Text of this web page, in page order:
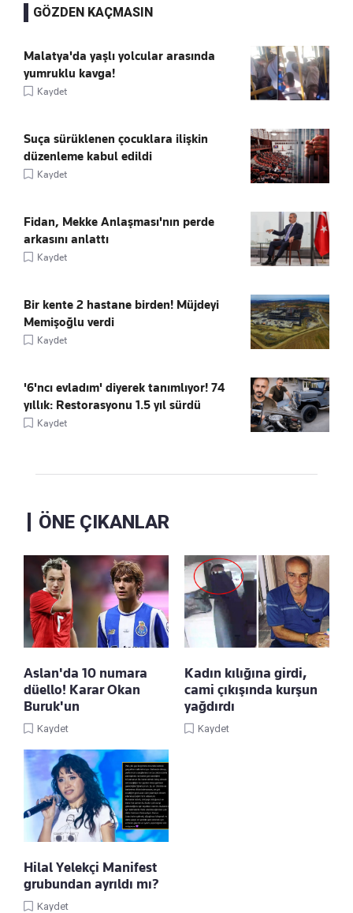
GÖZDEN KAÇMASIN
Malatya'da yaşlı yolcular arasında
yumruklu kavga!
Kaydet
Suça sürüklenen çocuklara ilişkin
düzenleme kabul edildi
Kaydet
Fidan, Mekke Anlaşması'nın perde
arkasını anlattı
Kaydet
Bir kente 2 hastane birden! Müjdeyi
Memişoğlu verdi
Kaydet
'6'ncı evladım' diyerek tanımlıyor! 74
yıllık: Restorasyonu 1.5 yıl sürdü
Kaydet
ÖNE ÇIKANLAR
Aslan'da 10 numara
düello! Karar Okan
Buruk'un
Kaydet
Kadın kılığına girdi,
cami çıkışında kurşun
yağdırdı
Kaydet
Hilal Yelekçi Manifest
grubundan ayrıldı mı?
Kaydet